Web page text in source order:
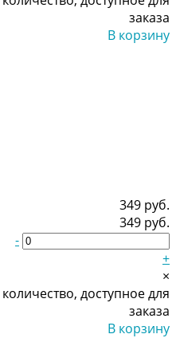
заказа
В корзину
349 руб.
349 руб.
-
+
×
доступное для
заказа
В корзину